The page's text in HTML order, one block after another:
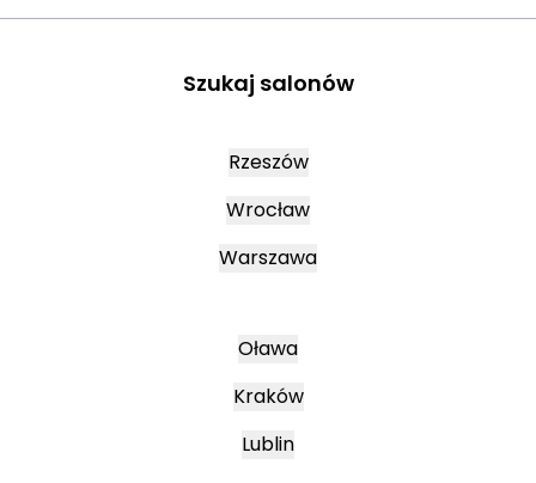
Szukaj salonów
Rzeszów
Wrocław
Warszawa
Oława
Kraków
Lublin